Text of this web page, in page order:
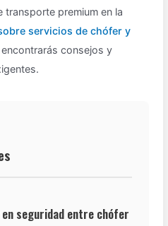
transporte premium en la
servicios de chófer y
consejos y
seguridad entre chófer